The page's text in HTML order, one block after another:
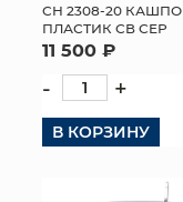
СН 2308-20 КАШПО
ПЛАСТИК СВ СЕР
11 500 ₽
- +
В КОРЗИНУ